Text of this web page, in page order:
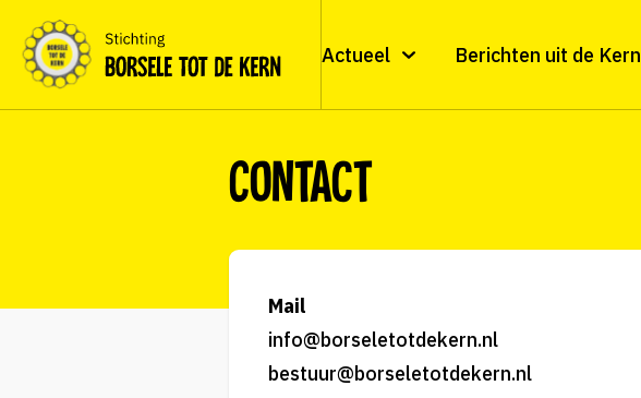
Actueel Berichten uit de Kern
Contact
Mail
info@borseletotdekern.nl
bestuur@borseletotdekern.nl